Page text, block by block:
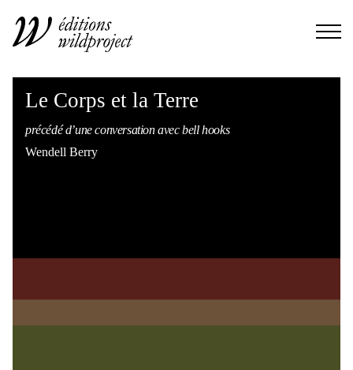
Le Corps et la Terre
précédé d’une conversation avec bell hooks
Wendell Berry